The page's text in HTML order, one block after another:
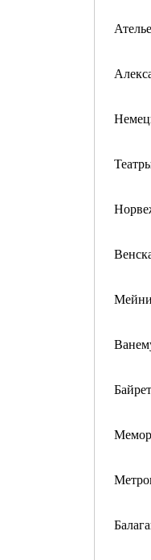
Ателье